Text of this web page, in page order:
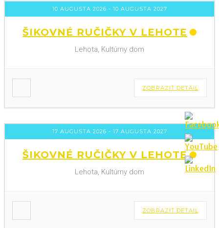
10 AUGUSTA 2026 - 10 AUGUSTA 2027
ŠIKOVNÉ RUČIČKY V LEHOTE
Lehota, Kultúrny dom
ZOBRAZIŤ DETAIL
17 AUGUSTA 2026 - 17 AUGUSTA 2027
ŠIKOVNÉ RUČIČKY V LEHOTE
Lehota, Kultúrny dom
ZOBRAZIŤ DETAIL